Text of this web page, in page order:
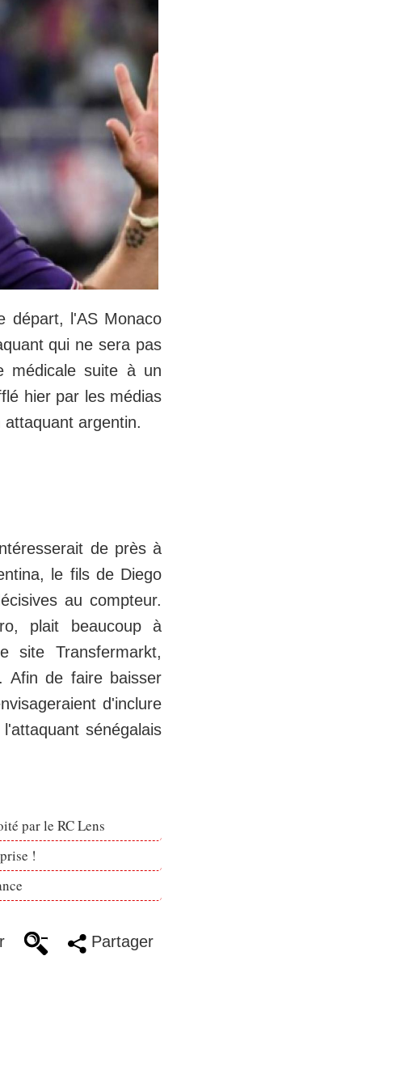
départ, l'AS Monaco
qui ne sera pas
médicale suite à un
hier par les médias
argentin.
de près à
le fils de Diego
au compteur.
plait beaucoup à
site Transfermarkt,
Afin de faire baisser
d'inclure
sénégalais
par le RC Lens
!
Partager